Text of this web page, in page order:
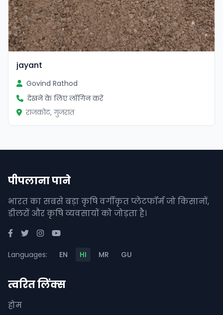
jayant
Govind Rathod
देखने के लिए लॉगिन करें
राजकोट, गुजरात
पीपलाना पाने
भारत का सबसे बड़ा कृषि वर्गीकृत प्लेटफॉर्म जो किसानों,
डीलरों और कृषि व्यवसायों को जोड़ता है।
Languages: EN HI MR GU
त्वरित लिंक्स
होम